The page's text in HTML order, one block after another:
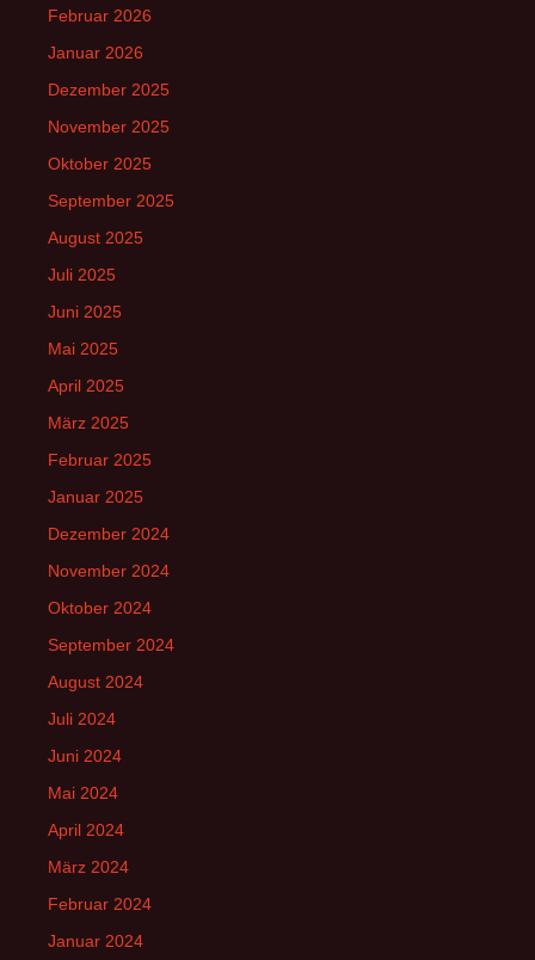
Februar 2026
Januar 2026
Dezember 2025
November 2025
Oktober 2025
September 2025
August 2025
Juli 2025
Juni 2025
Mai 2025
April 2025
März 2025
Februar 2025
Januar 2025
Dezember 2024
November 2024
Oktober 2024
September 2024
August 2024
Juli 2024
Juni 2024
Mai 2024
April 2024
März 2024
Februar 2024
Januar 2024